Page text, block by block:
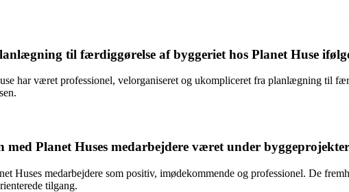
til færdiggørelse af byggeriet hos Planet Huse
har været professionel, velorganiseret og ukompliceret fra planlægning til
Planet Huses medarbejdere været under
Huses medarbejdere som positiv, imødekommende og professionel. De
tilgang.